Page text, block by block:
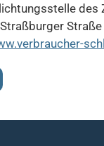
des